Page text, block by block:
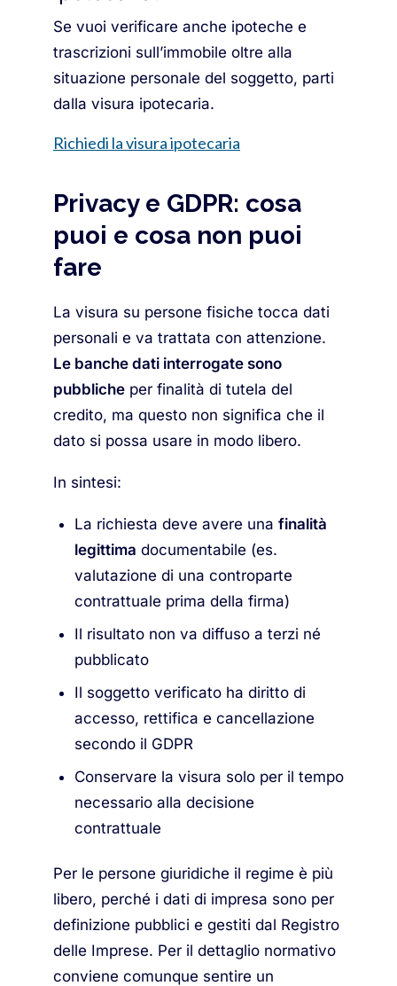
Se vuoi verificare anche ipoteche e
trascrizioni sull’immobile oltre alla
situazione personale del soggetto, parti
dalla visura ipotecaria.
Richiedi la visura ipotecaria
Privacy e GDPR: cosa
puoi e cosa non puoi
fare
La visura su persone fisiche tocca dati
personali e va trattata con attenzione.
Le banche dati interrogate sono
pubbliche per finalità di tutela del
credito, ma questo non significa che il
dato si possa usare in modo libero.
In sintesi:
La richiesta deve avere una finalità
legittima documentabile (es.
valutazione di una controparte
contrattuale prima della firma)
Il risultato non va diffuso a terzi né
pubblicato
Il soggetto verificato ha diritto di
accesso, rettifica e cancellazione
secondo il GDPR
Conservare la visura solo per il tempo
necessario alla decisione
contrattuale
Per le persone giuridiche il regime è più
libero, perché i dati di impresa sono per
definizione pubblici e gestiti dal Registro
delle Imprese. Per il dettaglio normativo
conviene comunque sentire un